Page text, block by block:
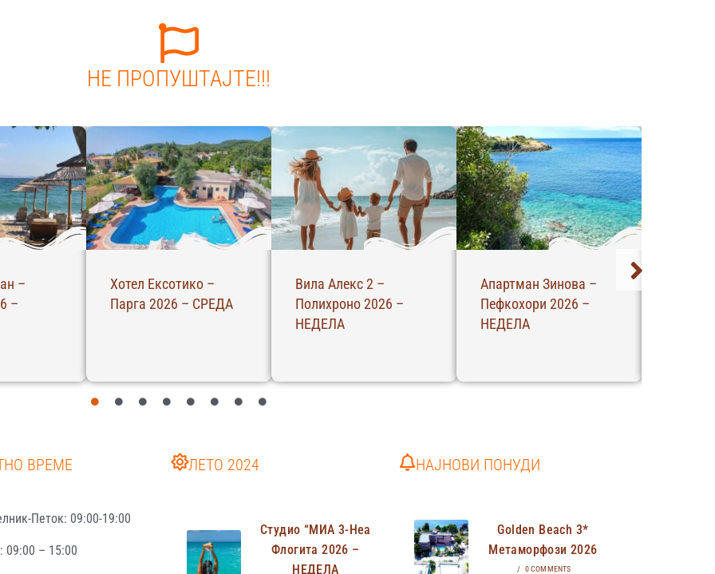
НЕ ПРОПУШТАЈТЕ!!!
–
–
Хотел Ексотико –
Парга 2026 – СРЕДА
Вила Алекс 2 –
Полихроно 2026 –
НЕДЕЛА
Апартман Зинова –
Пефкохори 2026 –
НЕДЕЛА
ВРЕМЕ
Петок: 09:00-19:00
09:00 – 15:00
ЛЕТО 2024
Студио “МИА 3-Неа
Флогита 2026 –
НЕДЕЛА
НАЈНОВИ ПОНУДИ
Golden Beach 3*
Метаморфози 2026
/ 0 COMMENTS